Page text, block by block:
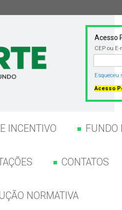
Acesso
CEP ou
Esqueceu
Acesso
INCENTIVO FUNDO
CONTATOS
NORMATIVA